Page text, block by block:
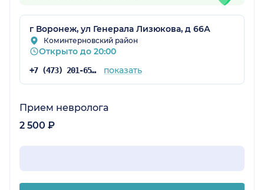
г Воронеж, ул Генерала Лизюкова, д 66А
Коминтерновский район
Открыто до 20:00
+7 (473) 201-65-34 показать
Прием невролога
2 500 ₽